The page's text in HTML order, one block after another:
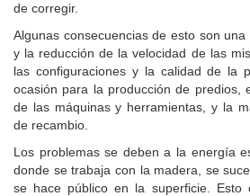
de corregir.
Algunas consecuencias de esto son
y la reducción de la velocidad de las
las configuraciones y la calidad de la
ocasión para la producción de predios,
de las máquinas y herramientas, y la
de recambio.
Los problemas se deben a la energía
donde se trabaja con la madera, se
se hace público en la superficie. Esto